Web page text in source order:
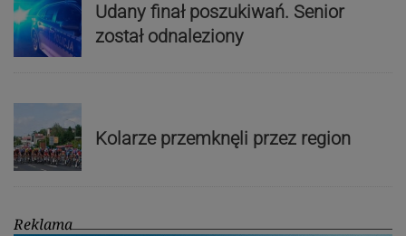
Udany finał poszukiwań. Senior
został odnaleziony
Kolarze przemknęli przez region
Reklama